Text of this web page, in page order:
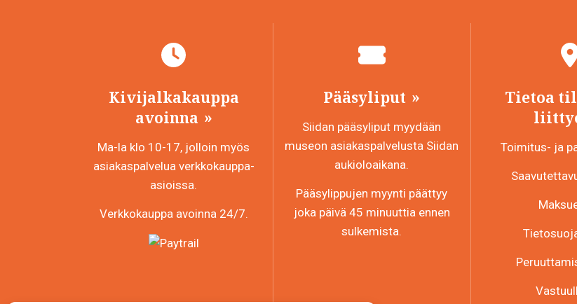
Kivijalkakauppa
avoinna
Ma-la klo 10-17, jolloin myös
asiakaspalvelua verkkokauppa-
asioissa.
Verkkokauppa avoinna 24/7.
Pääsyliput
Siidan pääsyliput myydään
museon asiakaspalvelusta Siidan
aukioloaikana.
Pääsylippujen myynti päättyy
joka päivä 45 minuuttia ennen
sulkemista.
Tietoa
Toimitus- ja